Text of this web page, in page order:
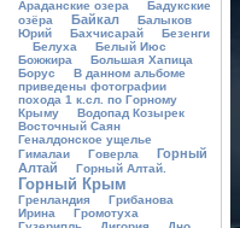
Араданские озера
Бадукские
озёра
Байкал
Балыков
Юрий
Бахчисарай
Безенги
Белуха
Белый Июс
Божжира
Большая Хапица
Борус
В данном альбоме
приведены фотографии
похода 1 к.сл. по Горному
Крыму
Водопад Козырек
Восточный Саян
Геналдонское ущелье
Гималаи
Говерла
Горный
Алтай
Горный Алтай.
Горный Крым
Гренландия
Грибанова
Ирина
Громотуха